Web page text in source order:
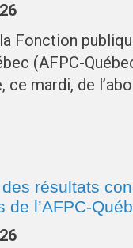
Fonction
(AFPC-
ce mardi, de
résultats
de l’AFPC-